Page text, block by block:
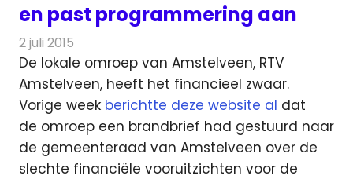
en past programmering aan
2 juli 2015
De lokale omroep van Amstelveen, RTV
Amstelveen, heeft het financieel zwaar.
Vorige week berichtte deze website al dat
de omroep een brandbrief had gestuurd naar
de gemeenteraad van Amstelveen over de
slechte financiële vooruitzichten voor de